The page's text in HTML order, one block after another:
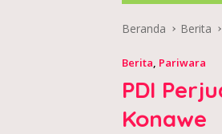
e
Beranda Berita
Berita, Pariwara
PDI
Konawe